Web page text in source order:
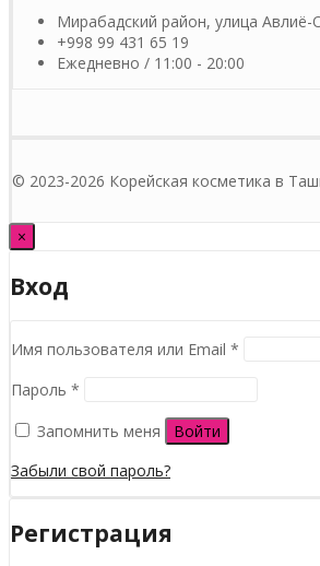
Мирабадский район, улица
+998 99 431 65 19
Ежедневно / 11:00 - 20:00
© 2023-2026 Корейская косметика в
×
Вход
Имя пользователя или Email *
Пароль *
Запомнить меня
Войти
Забыли свой пароль?
Регистрация